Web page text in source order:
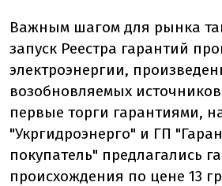
Важным шагом для рынка
запуск Реестра гарантий
электроэнергии,
возобновляемых
первые торги гарантиями,
"Укргидроэнерго" и ГП
покупатель" предлагались
происхождения по цене 13